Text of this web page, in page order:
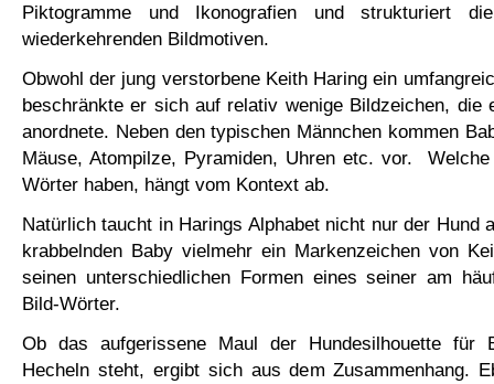
Piktogramme und Ikonografien und strukturiert
wiederkehrenden Bildmotiven.
Obwohl der jung verstorbene Keith Haring ein
beschränkte er sich auf relativ wenige Bildzeichen, die
anordnete. Neben den typischen Männchen kommen
Mäuse, Atompilze, Pyramiden, Uhren etc. vor.
Wörter haben, hängt vom Kontext ab.
Natürlich taucht in Harings Alphabet nicht nur der Hund
krabbelnden Baby vielmehr ein Markenzeichen von
seinen unterschiedlichen Formen eines seiner am
Bild-Wörter.
Ob das aufgerissene Maul der Hundesilhouette für
Hecheln steht, ergibt sich aus dem Zusammenhang.